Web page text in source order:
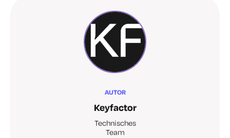
AUTOR
Keyfactor
Technisches
Team